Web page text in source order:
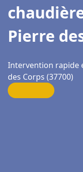
Pierre
Intervention rapide
des Corps (37700)